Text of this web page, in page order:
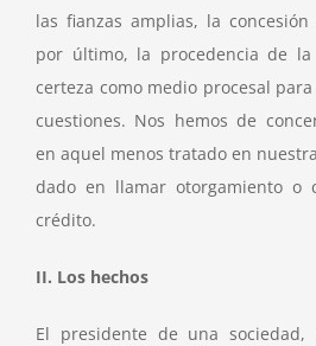
las fianzas amplias, la
por último, la procedencia de la
certeza como medio procesal
cuestiones. Nos hemos de
en aquel menos tratado en
dado en llamar otorgamiento o
crédito.
II. Los hechos
El presidente de una sociedad,